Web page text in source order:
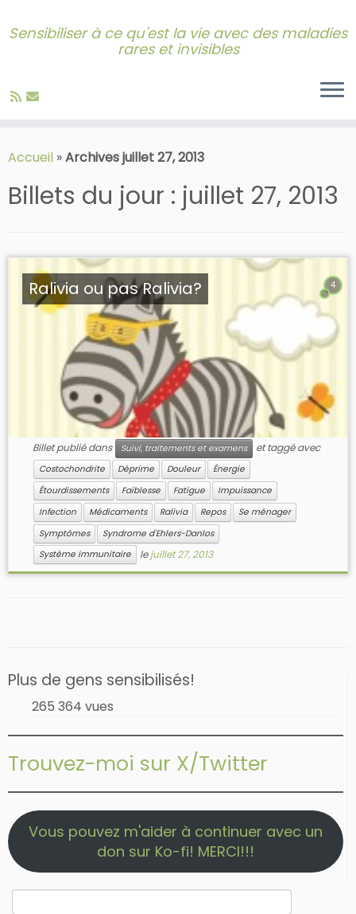
to
Sensibiliser à ce qu'est la vie avec des maladies
rares et invisibles
Accueil »Archives juillet 27, 2013
Billets du jour : juillet 27, 2013
4
Ralivia ou pas Ralivia?
Billet publié dans Suivi, traitements et examens et taggé avec
Costochondrite Déprime Douleur
Énergie
Étourdissements
Faiblesse Fatigue
Impuissance
Infection
Médicaments Ralivia Repos
Se ménager
Symptômes
Syndrome d'Ehlers-Danlos
Système immunitaire
lejuillet 27, 2013
Plus de gens sensibilisés!
265 364 vues
Trouvez-moi sur X/Twitter
Vous pouvez m'aider à continuer avec un
don sur Ko-fi! MERCI!!!